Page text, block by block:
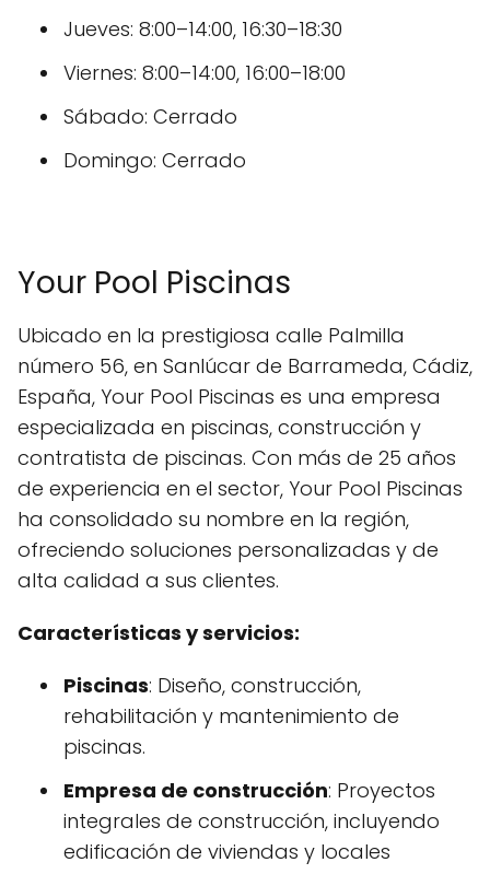
Jueves: 8:00–14:00, 16:30–18:30
Viernes: 8:00–14:00, 16:00–18:00
Sábado: Cerrado
Domingo: Cerrado
Your Pool Piscinas
Ubicado en la prestigiosa calle Palmilla
número 56, en Sanlúcar de Barrameda, Cádiz,
España, Your Pool Piscinas es una empresa
especializada en piscinas, construcción y
contratista de piscinas. Con más de 25 años
de experiencia en el sector, Your Pool Piscinas
ha consolidado su nombre en la región,
ofreciendo soluciones personalizadas y de
alta calidad a sus clientes.
Características y servicios:
Piscinas: Diseño, construcción,
rehabilitación y mantenimiento de
piscinas.
Empresa de construcción: Proyectos
integrales de construcción, incluyendo
edificación de viviendas y locales